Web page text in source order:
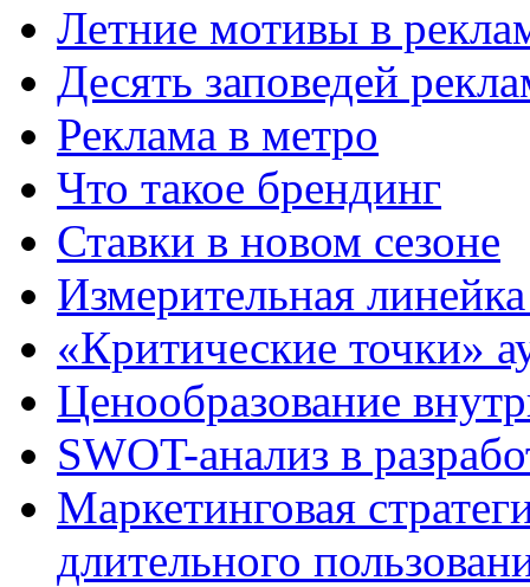
Летние мотивы в
Десять заповедей
Реклама в метро
Что такое брендинг
Ставки в новом сезоне
Измерительная
«Критические точки»
Ценообразование
SWOT-анализ в
Маркетинговая
длительного